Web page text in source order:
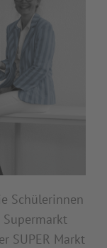
Schülerinnen
SUPER Markt